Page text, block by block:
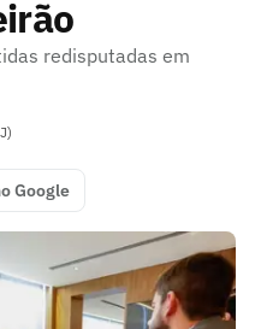
redisputadas em
Google